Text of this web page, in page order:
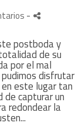
-
postboda y
de su
por el mal
disfrutar
este lugar tan
de capturar un
redondear la